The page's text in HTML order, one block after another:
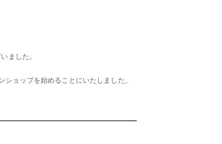
ました。
ョップを始めることにいたしました。